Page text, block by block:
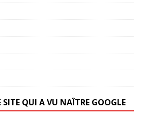
SITE QUI A VU NAÎTRE GOOGLE